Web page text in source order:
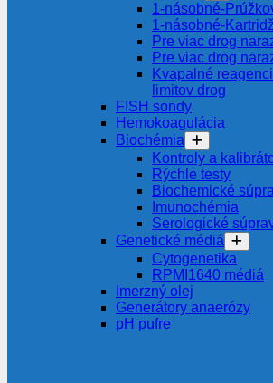
1-násobné-
1-násobné-Kartridž
Pre viac drog
Pre viac drog
Kvapalné
limitov drog
FISH sondy
Hemokoagulácia
Biochémia
Kontroly a
Rýchle testy
Biochemické
Imunochémia
Serologické
Genetické médiá
Cytogenetika
RPMI1640 médiá
Imerzný olej
Generátory anaerózy
pH pufre